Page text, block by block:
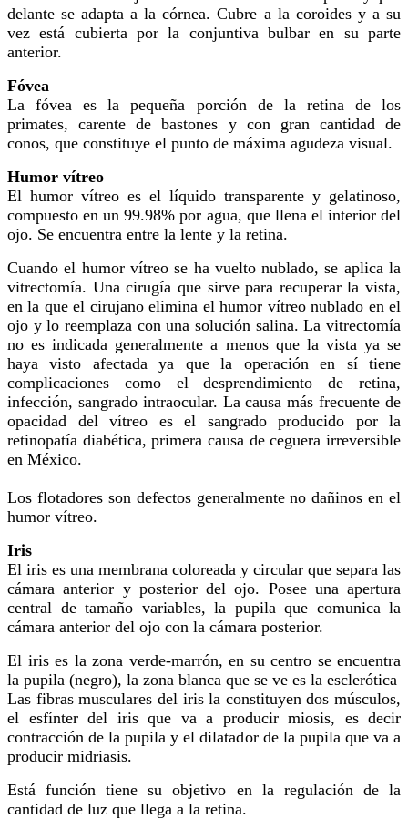
delante se adapta a la córnea. Cubre a la coroides y a su
vez está cubierta por la conjuntiva bulbar en su parte
anterior.
Fóvea
La fóvea es la pequeña porción de la retina de los
primates, carente de bastones y con gran cantidad de
conos, que constituye el punto de máxima agudeza visual.
Humor vítreo
El humor vítreo es el líquido transparente y gelatinoso,
compuesto en un 99.98% por agua, que llena el interior del
ojo. Se encuentra entre la lente y la retina.
Cuando el humor vítreo se ha vuelto nublado, se aplica la
vitrectomía. Una cirugía que sirve para recuperar la vista,
en la que el cirujano elimina el humor vítreo nublado en el
ojo y lo reemplaza con una solución salina. La vitrectomía
no es indicada generalmente a menos que la vista ya se
haya visto afectada ya que la operación en sí tiene
complicaciones como el desprendimiento de retina,
infección, sangrado intraocular. La causa más frecuente de
opacidad del vítreo es el sangrado producido por la
retinopatía diabética, primera causa de ceguera irreversible
en México.
Los flotadores son defectos generalmente no dañinos en el
humor vítreo.
Iris
El iris es una membrana coloreada y circular que separa las
cámara anterior y posterior del ojo. Posee una apertura
central de tamaño variables, la pupila que comunica la
cámara anterior del ojo con la cámara posterior.
El iris es la zona verde-marrón, en su centro se encuentra
la pupila (negro), la zona blanca que se ve es la esclerótica
Las fibras musculares del iris la constituyen dos músculos,
el esfínter del iris que va a producir miosis, es decir
contracción de la pupila y el dilatador de la pupila que va a
producir midriasis.
Está función tiene su objetivo en la regulación de la
cantidad de luz que llega a la retina.